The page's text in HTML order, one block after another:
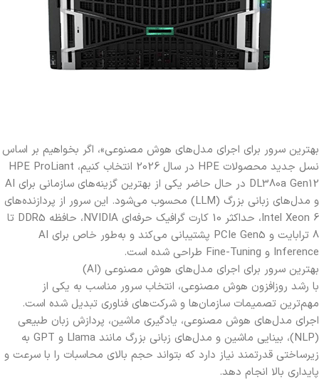
بهترین سرور برای اجرای مدل‌های هوش مصنوعی»، اگر بخواهیم بر اساس
نسل جدید محصولات HPE در سال 2026 انتخاب کنیم، HPE ProLiant
DL380a Gen12 در حال حاضر یکی از بهترین گزینه‌های سازمانی برای AI
و مدل‌های زبانی بزرگ (LLM) محسوب می‌شود. این سرور از پردازنده‌های
Intel Xeon 6، حداکثر 10 کارت گرافیک حرفه‌ای NVIDIA، حافظه DDR5 تا
8 ترابایت و PCIe Gen5 پشتیبانی می‌کند و به‌طور خاص برای AI
Inference و Fine-Tuning طراحی شده است.
بهترین سرور برای اجرای مدل‌های هوش مصنوعی (AI)
با رشد روزافزون هوش مصنوعی، انتخاب سرور مناسب به یکی از
مهم‌ترین تصمیمات سازمان‌ها و شرکت‌های فناوری تبدیل شده است.
اجرای مدل‌های هوش مصنوعی، یادگیری ماشین، پردازش زبان طبیعی
(NLP)، بینایی ماشین و مدل‌های زبانی بزرگ مانند Llama و GPT به
زیرساختی قدرتمند نیاز دارد که بتواند حجم بالای محاسبات را با سرعت و
پایداری بالا انجام دهد.